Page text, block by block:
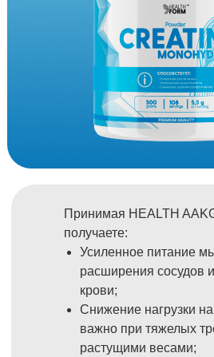
Принимая HEALTH
получаете:
Усиленное питание
расширения сосудов
крови;
Снижение нагрузки
важно при тяжелых
растущими весами;